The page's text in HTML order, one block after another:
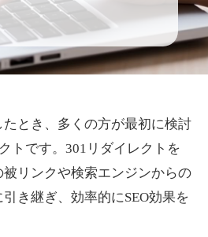
とき、多くの方が最初に検討
トです。301リダイレクトを
リンクや検索エンジンからの
き継ぎ、効率的にSEO効果を